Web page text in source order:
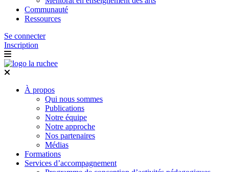
Communauté
Ressources
Se connecter
Inscription
À propos
Qui nous sommes
Publications
Notre équipe
Notre approche
Nos partenaires
Médias
Formations
Services d’accompagnement